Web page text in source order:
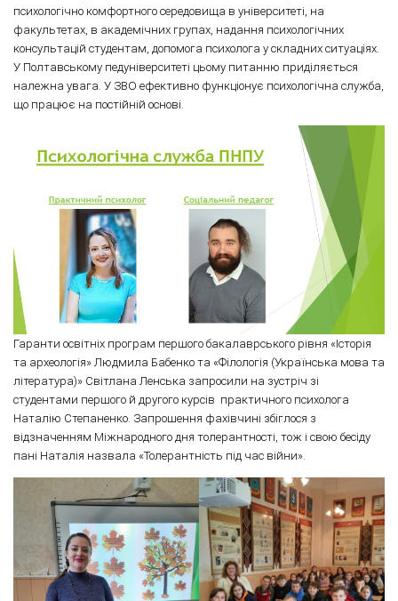
психологічно комфортного середовища в університеті, на
факультетах, в академічних групах, надання психологічних
консультацій студентам, допомога психолога у складних ситуаціях.
У Полтавському педуніверситеті цьому питанню приділяється
належна увага. У ЗВО ефективно функціонує психологічна служба,
що працює на постійній основі.
Гаранти освітніх програм першого бакалаврського рівня «Історія
та археологія» Людмила Бабенко та «Філологія (Українська мова та
література)» Світлана Ленська запросили на зустріч зі
студентами першого й другого курсів практичного психолога
Наталію Степаненко. Запрошення фахівчині збіглося з
відзначенням Міжнародного дня толерантності, тож і свою бесіду
пані Наталія назвала «Толерантність під час війни».